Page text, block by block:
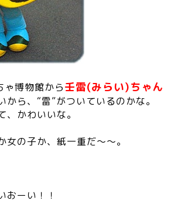
博物館から壬雷(みらい)ちゃん
から、“雷”がついているのかな。
、かわいいな。
女の子か、紙一重だ～～。
おーい！！